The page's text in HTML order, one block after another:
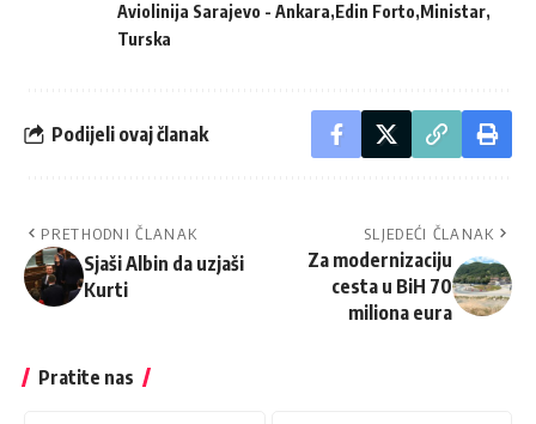
Aviolinija Sarajevo - Ankara Edin Forto Ministar
Turska
Podijeli ovaj članak
PRETHODNI ČLANAK
Sjaši Albin da uzjaši
Kurti
SLJEDEĆI ČLANAK
Za modernizaciju
cesta u BiH 70
miliona eura
Pratite nas